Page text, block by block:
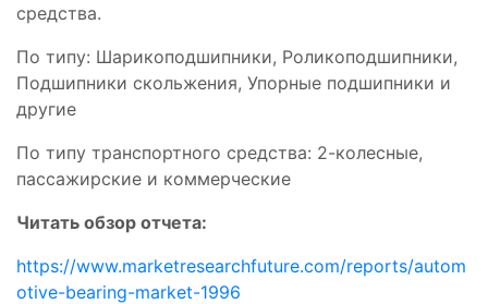
средства.
По типу: Шарикоподшипники, Роликоподшипники,
Подшипники скольжения, Упорные подшипники и
другие
По типу транспортного средства: 2-колесные,
пассажирские и коммерческие
Читать обзор отчета:
https://www.marketresearchfuture.com/reports/autom
otive-bearing-market-1996